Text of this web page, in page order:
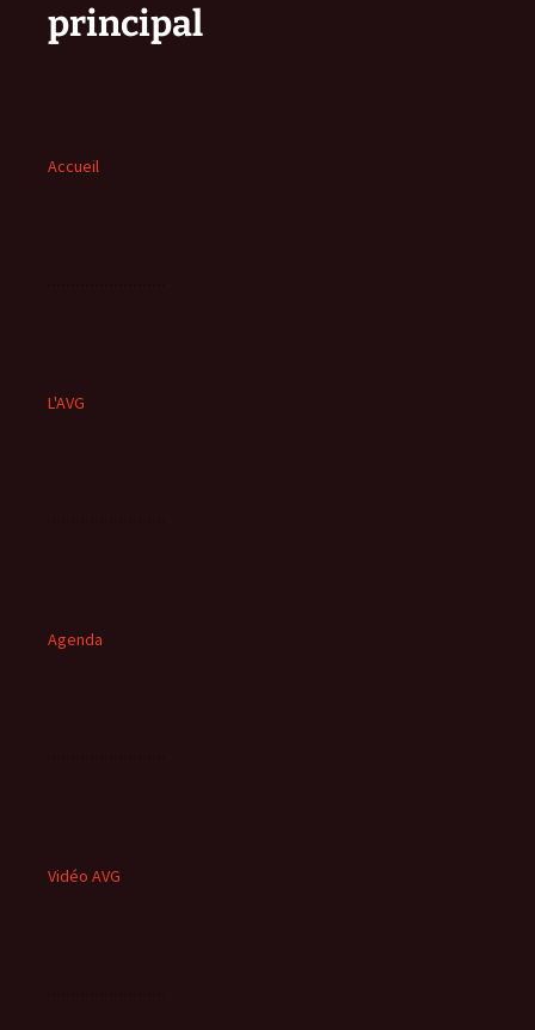
principal
Accueil
L'AVG
Agenda
Vidéo AVG